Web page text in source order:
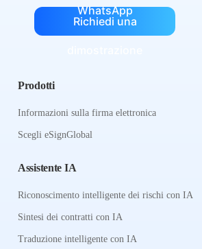
WhatsApp
Richiedi una
Prodotti
Informazioni sulla firma elettronica
Scegli eSignGlobal
Assistente IA
Riconoscimento intelligente dei rischi con IA
Sintesi dei contratti con IA
Traduzione intelligente con IA